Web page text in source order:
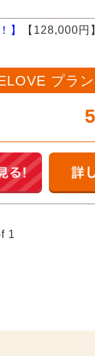
】
【128,000円
プラン
1